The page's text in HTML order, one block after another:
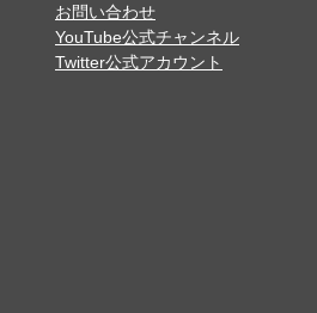
お問い合わせ
YouTube公式チャンネル
Twitter公式アカウント